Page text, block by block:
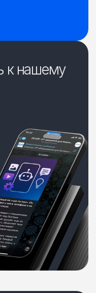
к нашему